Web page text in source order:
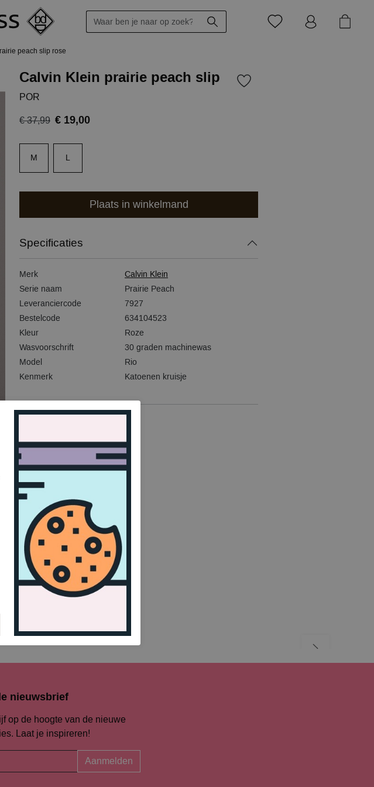
peach slip rose
Calvin Klein prairie peach slip
POR
€ 37,99 € 19,00
M L
Plaats in winkelmand
Specificaties
Merk
Calvin Klein
Serie naam
Prairie Peach
Leveranciercode
7927
Bestelcode
634104523
Kleur
Roze
Wasvoorschrift
30 graden machinewas
Model
Rio
Kenmerk
Katoenen kruisje
van Calvin Klein
en strings
Calvin Klein
nieuwsbrief
op de hoogte van de nieuwe
Laat je inspireren!
Aanmelden